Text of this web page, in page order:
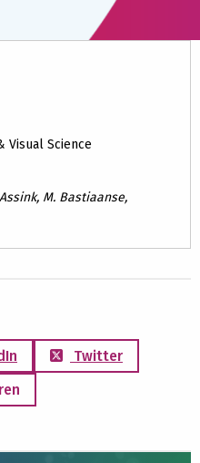
Visual Science
M. Bastiaanse,
Twitter